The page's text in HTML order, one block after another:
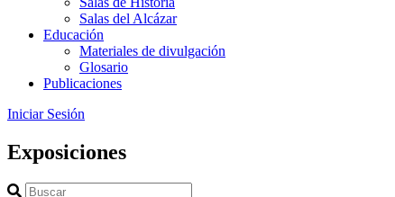
Salas del Alcázar
Educación
Materiales de divulgación
Glosario
Publicaciones
Iniciar Sesión
Exposiciones